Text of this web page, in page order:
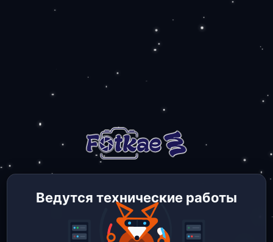
Ведутся технические работы